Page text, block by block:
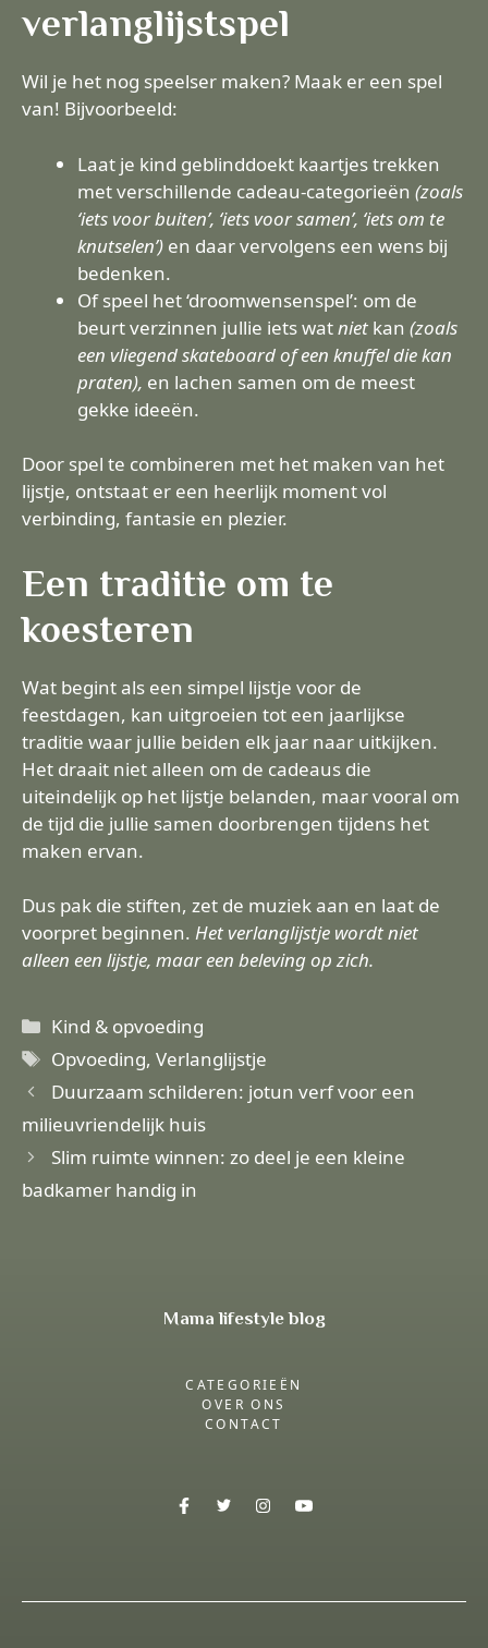
verlanglijstspel
Wil je het nog speelser maken? Maak er een spel
van! Bijvoorbeeld:
Laat je kind geblinddoekt kaartjes trekken
met verschillende cadeau-categorieën (zoals
‘iets voor buiten’, ‘iets voor samen’, ‘iets om te
knutselen’) en daar vervolgens een wens bij
bedenken.
Of speel het ‘droomwensenspel’: om de
beurt verzinnen jullie iets watniet kan (zoals
een vliegend skateboard of een knuffel die kan
praten), en lachen samen om de meest
gekke ideeën.
Door spel te combineren met het maken van het
lijstje, ontstaat er een heerlijk moment vol
verbinding, fantasie en plezier.
Een traditie om te
koesteren
Wat begint als een simpel lijstje voor de
feestdagen, kan uitgroeien tot een jaarlijkse
traditie waar jullie beiden elk jaar naar uitkijken.
Het draait niet alleen om de cadeaus die
uiteindelijk op het lijstje belanden, maar vooral om
de tijd die jullie samen doorbrengen tijdens het
maken ervan.
Dus pak die stiften, zet de muziek aan en laat de
voorpret beginnen. Het verlanglijstje wordt niet
alleen een lijstje, maar een beleving op zich.
Categorieën
Kind & opvoeding
Tags
Opvoeding,Verlanglijstje
Duurzaam schilderen: jotun verf voor een
milieuvriendelijk huis
Slim ruimte winnen: zo deel je een kleine
badkamer handig in
Mama lifestyle blog
CATEGORIEËN
OVER ONS
CONTACT